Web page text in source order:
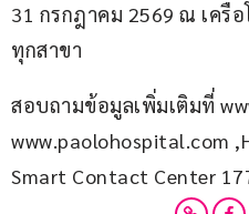
31 กรกฎาคม 2569 ณ เครื
ทุกสาขา
สอบถามข้อมูลเพิ่มเติมที่
www.paolohospital.com
Smart Contact Center